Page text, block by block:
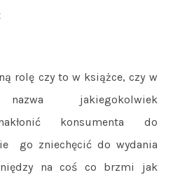
rolę czy to w książce, czy w
jakiegokolwiek
konsumenta do
go zniechęcić do wydania
na coś co brzmi jak